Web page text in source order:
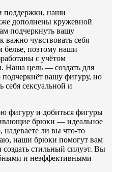
поддержки, наши
дополнены кружевной
подчеркнуть вашу
чувствовать себя
белье, поэтому наши
с учётом
Наша цель — создать для
подчеркнёт вашу фигуру, но
себя сексуальной и
фигуру и добиться фигуры
брюки — идеальное
ли вы что-то
наши брюки помогут вам
стильный силуэт. Вы
и неэффективными